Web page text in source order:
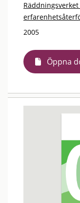
Räddningsverket
2005
Öppna